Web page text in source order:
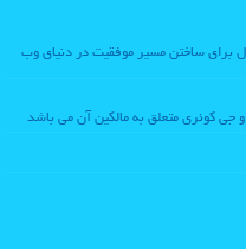
برای ساختن مسیر موفقیت در دنیای وب